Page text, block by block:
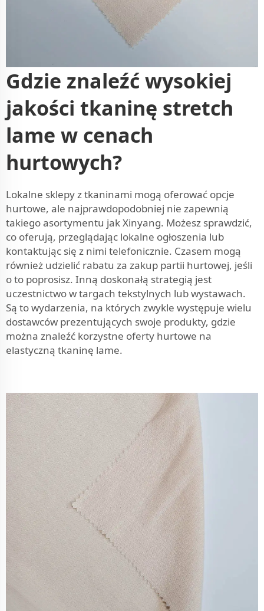
Gdzie znaleźć wysokiej
jakości tkaninę stretch
lame w cenach
hurtowych?
Lokalne sklepy z tkaninami mogą oferować opcje
hurtowe, ale najprawdopodobniej nie zapewnią
takiego asortymentu jak Xinyang. Możesz sprawdzić,
co oferują, przeglądając lokalne ogłoszenia lub
kontaktując się z nimi telefonicznie. Czasem mogą
również udzielić rabatu za zakup partii hurtowej, jeśli
o to poprosisz. Inną doskonałą strategią jest
uczestnictwo w targach tekstylnych lub wystawach.
Są to wydarzenia, na których zwykle występuje wielu
dostawców prezentujących swoje produkty, gdzie
można znaleźć korzystne oferty hurtowe na
elastyczną tkaninę lame.